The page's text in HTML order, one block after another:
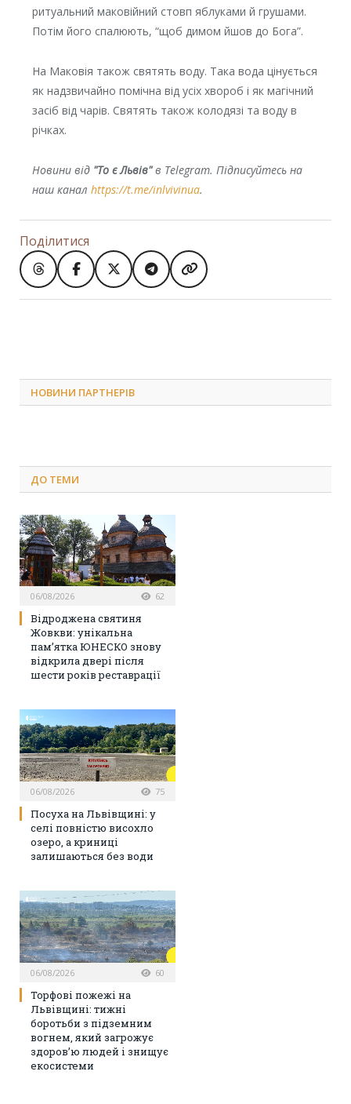
ритуальний маковійний стовп яблуками й грушами.
Потім його спалюють, “щоб димом йшов до Бога”.
На Маковія також святять воду. Така вода цінується
як надзвичайно помічна від усіх хвороб і як магічний
засіб від чарів. Святять також колодязі та воду в
річках.
Новини від "То є Львів"в Telegram. Підписуйтесь на
наш канал https://t.me/inlvivinua.
Поділитися
НОВИНИ ПАРТНЕРІВ
ДО ТЕМИ
06/08/2026 62
Відроджена святиня
Жовкви: унікальна
пам’ятка ЮНЕСКО знову
відкрила двері після
шести років реставрації
06/08/2026 75
Посуха на Львівщині: у
селі повністю висохло
озеро, а криниці
залишаються без води
06/08/2026 60
Торфові пожежі на
Львівщині: тижні
боротьби з підземним
вогнем, який загрожує
здоров’ю людей і знищує
екосистеми